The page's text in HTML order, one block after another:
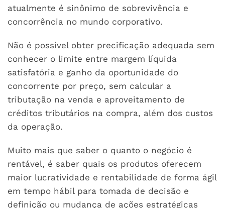
atualmente é sinônimo de sobrevivência e
concorrência no mundo corporativo.
Não é possível obter precificação adequada sem
conhecer o limite entre margem líquida
satisfatória e ganho da oportunidade do
concorrente por preço, sem calcular a
tributação na venda e aproveitamento de
créditos tributários na compra, além dos custos
da operação.
Muito mais que saber o quanto o negócio é
rentável, é saber quais os produtos oferecem
maior lucratividade e rentabilidade de forma ágil
em tempo hábil para tomada de decisão e
definição ou mudança de ações estratégicas